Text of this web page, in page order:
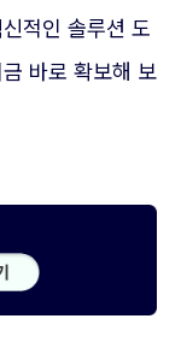
적인 솔루션 도
바로 확보해 보